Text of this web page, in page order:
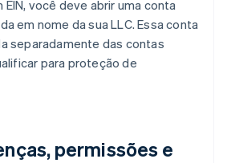
você deve abrir uma conta
em nome da sua LLC. Essa conta
separadamente das contas
para proteção de
permissões e